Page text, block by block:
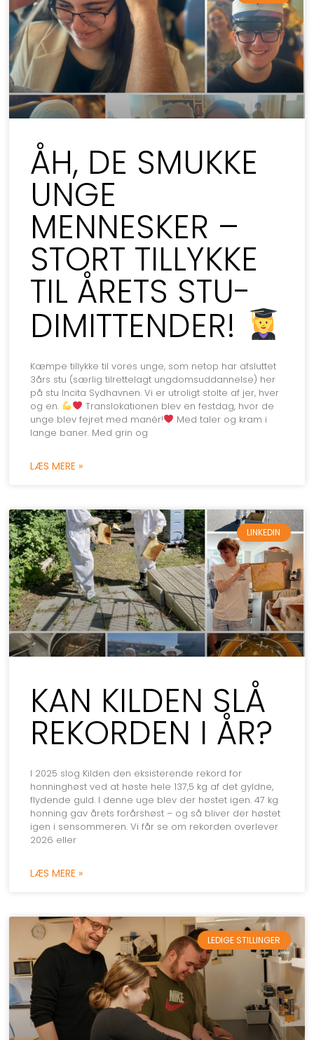
ÅH, DE SMUKKE
UNGE
MENNESKER –
STORT TILLYKKE
TIL ÅRETS STU-
DIMITTENDER!
Kæmpe tillykke til vores unge, som netop har afsluttet
3års stu (særlig tilrettelagt ungdomsuddannelse) her
på stu Incita Sydhavnen. Vi er utroligt stolte af jer, hver
og en.
Translokationen blev en festdag, hvor de
unge blev fejret med manér!
Med taler og kram i
lange baner. Med grin og
LÆS MERE »
LINKEDIN
KAN KILDEN SLÅ
REKORDEN I ÅR?
I 2025 slog Kilden den eksisterende rekord for
honninghøst ved at høste hele 137,5 kg af det gyldne,
flydende guld. I denne uge blev der høstet igen. 47 kg
honning gav årets forårshøst – og så bliver der høstet
igen i sensommeren. Vi får se om rekorden overlever
2026 eller
LÆS MERE »
LEDIGE STILLINGER